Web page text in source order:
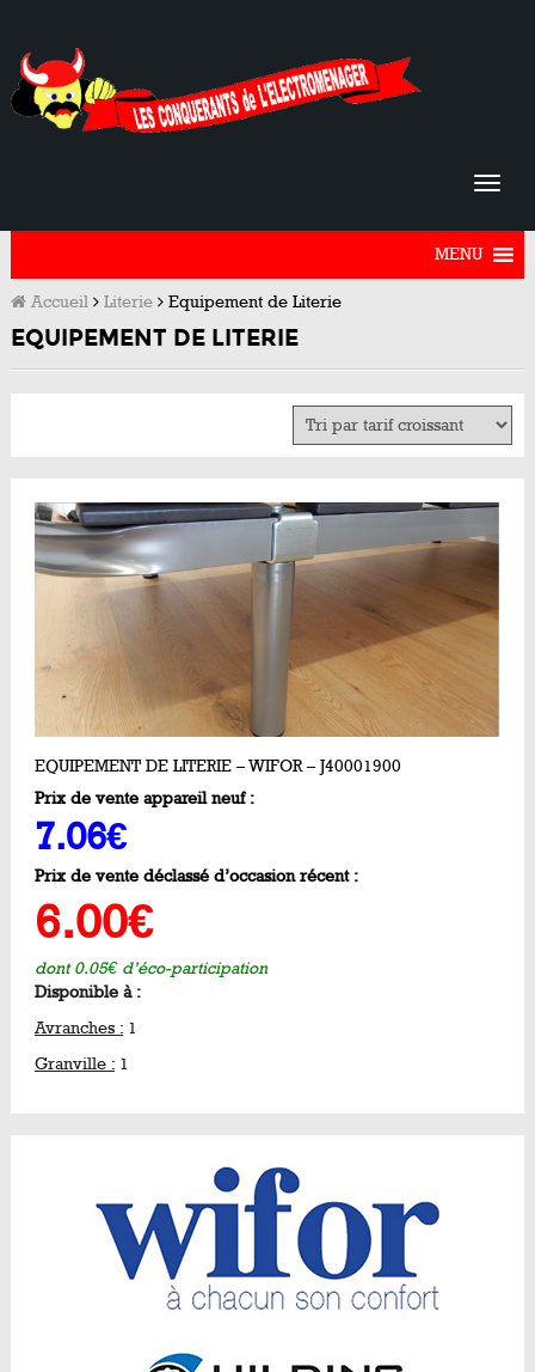
MENU
Accueil Literie Equipement de Literie
EQUIPEMENT DE LITERIE
EQUIPEMENT DE LITERIE – WIFOR – J40001900
Prix de vente appareil neuf :
7.06€
Prix de vente déclassé d’occasion récent :
6.00€
dont 0.05€ d’éco-participation
Disponible à :
Avranches : 1
Granville : 1